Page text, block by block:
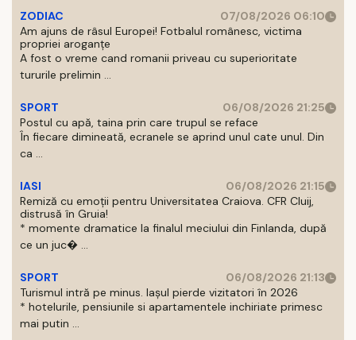
ZODIAC
07/08/2026 06:10
Am ajuns de râsul Europei! Fotbalul românesc, victima
propriei aroganțe
A fost o vreme cand romanii priveau cu superioritate
tururile prelimin ...
SPORT
06/08/2026 21:25
Postul cu apă, taina prin care trupul se reface
În fiecare dimineată, ecranele se aprind unul cate unul. Din
ca ...
IASI
06/08/2026 21:15
Remiză cu emoții pentru Universitatea Craiova. CFR Cluij,
distrusă în Gruia!
* momente dramatice la finalul meciului din Finlanda, după
ce un juc� ...
SPORT
06/08/2026 21:13
Turismul intră pe minus. Iașul pierde vizitatori în 2026
* hotelurile, pensiunile si apartamentele inchiriate primesc
mai putin ...